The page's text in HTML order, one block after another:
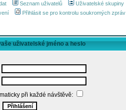
Seznam uživatelů Uživatelské skupiny
Přihlásit se pro kontrolu soukromých zpráv
uživatelské jméno a heslo
při každé návštěvě: